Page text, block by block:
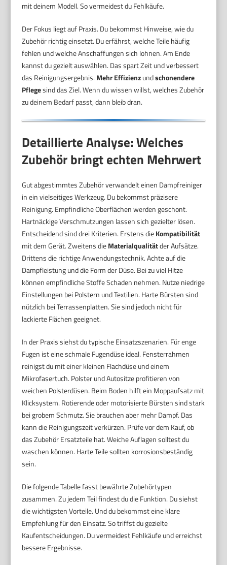
mit deinem Modell. So vermeidest du Fehlkäufe.
Der Fokus liegt auf Praxis. Du bekommst Hinweise, wie du
Zubehör richtig einsetzt. Du erfährst, welche Teile häufig
fehlen und welche Anschaffungen sich lohnen. Am Ende
kannst du gezielt auswählen. Das spart Zeit und verbessert
das Reinigungsergebnis. Mehr Effizienzundschonendere
Pflegesind das Ziel. Wenn du wissen willst, welches Zubehör
zu deinem Bedarf passt, dann bleib dran.
Detaillierte Analyse: Welches
Zubehör bringt echten Mehrwert
Gut abgestimmtes Zubehör verwandelt einen Dampfreiniger
in ein vielseitiges Werkzeug. Du bekommst präzisere
Reinigung. Empfindliche Oberflächen werden geschont.
Hartnäckige Verschmutzungen lassen sich gezielter lösen.
Entscheidend sind drei Kriterien. Erstens dieKompatibilität
mit dem Gerät. Zweitens dieMaterialqualitätder Aufsätze.
Drittens die richtige Anwendungstechnik. Achte auf die
Dampfleistung und die Form der Düse. Bei zu viel Hitze
können empfindliche Stoffe Schaden nehmen. Nutze niedrige
Einstellungen bei Polstern und Textilien. Harte Bürsten sind
nützlich bei Terrassenplatten. Sie sind jedoch nicht für
lackierte Flächen geeignet.
In der Praxis siehst du typische Einsatzszenarien. Für enge
Fugen ist eine schmale Fugendüse ideal. Fensterrahmen
reinigst du mit einer kleinen Flachdüse und einem
Mikrofasertuch. Polster und Autositze profitieren von
weichen Polsterdüsen. Beim Boden hilft ein Moppaufsatz mit
Klicksystem. Rotierende oder motorisierte Bürsten sind stark
bei grobem Schmutz. Sie brauchen aber mehr Dampf. Das
kann die Reinigungszeit verkürzen. Prüfe vor dem Kauf, ob
das Zubehör Ersatzteile hat. Weiche Auflagen solltest du
waschen können. Harte Teile sollten korrosionsbeständig
sein.
Die folgende Tabelle fasst bewährte Zubehörtypen
zusammen. Zu jedem Teil findest du die Funktion. Du siehst
die wichtigsten Vorteile. Und du bekommst eine klare
Empfehlung für den Einsatz. So triffst du gezielte
Kaufentscheidungen. Du vermeidest Fehlkäufe und erreichst
bessere Ergebnisse.